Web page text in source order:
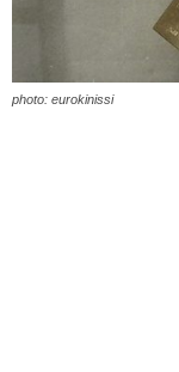
photo: eurokinissi